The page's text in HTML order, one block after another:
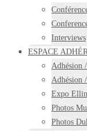
Interviews
ESPACE
Adhésion
Adhésion
Expo
Photos
Photos